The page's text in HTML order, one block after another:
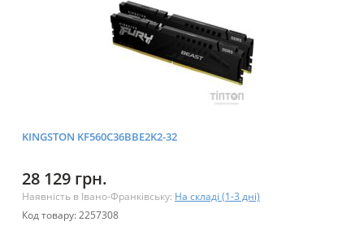
KINGSTON KF560C36BBE2K2-32
28 129 грн.
Наявність в Івано-Франківську: На складі (1-3 дні)
Код товару: 2257308